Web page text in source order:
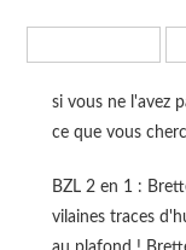
si vous ne l'avez
ce que vous
BZL 2 en 1 :
vilaines traces